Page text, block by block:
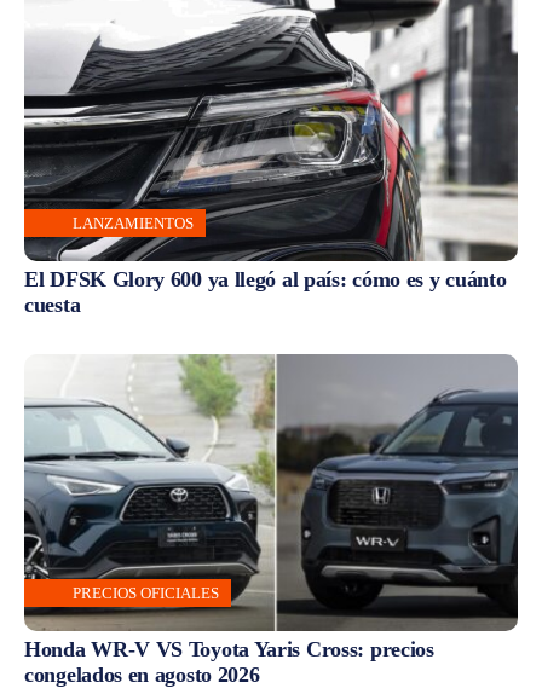
LANZAMIENTOS
El DFSK Glory 600 ya llegó al país: cómo es y cuánto
cuesta
PRECIOS OFICIALES
Honda WR-V VS Toyota Yaris Cross: precios
congelados en agosto 2026